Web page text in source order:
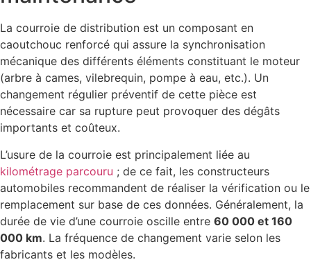
La courroie de distribution est un composant en
caoutchouc renforcé qui assure la synchronisation
mécanique des différents éléments constituant le moteur
(arbre à cames, vilebrequin, pompe à eau, etc.). Un
changement régulier préventif de cette pièce est
nécessaire car sa rupture peut provoquer des dégâts
importants et coûteux.
L’usure de la courroie est principalement liée au
kilométrage parcouru ; de ce fait, les constructeurs
automobiles recommandent de réaliser la vérification ou le
remplacement sur base de ces données. Généralement, la
durée de vie d’une courroie oscille entre 60 000 et 160
000 km. La fréquence de changement varie selon les
fabricants et les modèles.